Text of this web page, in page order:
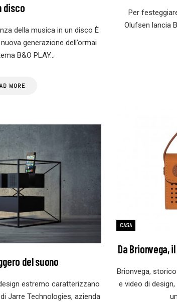
disco
della musica in un disco È
generazione dell’ormai
B&O PLAY…
MORE
Per
Olufsen lancia
CASA
Da Brionvega,
Brionvega,
e video di
del suono
estremo caratterizzano
Jarre Technologies, azienda